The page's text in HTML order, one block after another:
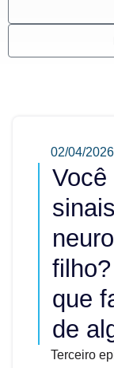
02/04/2026
Você
que
de
Terceiro